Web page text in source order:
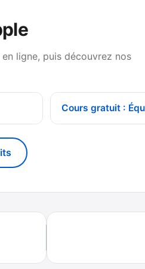
ligne, puis découvrez nos
Cours gratuit :